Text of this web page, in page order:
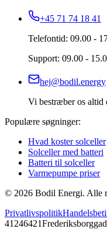
+45 71 74 18 41
Telefontid: 09.00 -
Support: 09.00 -
hej@bodil.energy
Vi bestræber os altid
Populære søgninger:
Hvad koster solceller
Solceller med batteri
Batteri til solceller
Varmepumpe priser
© 2026 Bodil Energi. Alle
Privatlivspolitik
41246421